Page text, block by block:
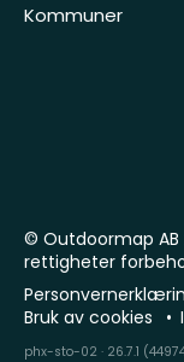
Kommuner
© Outdoormap AB
rettigheter
Bruk av cookies
phx-sto-02 · 26.7.1